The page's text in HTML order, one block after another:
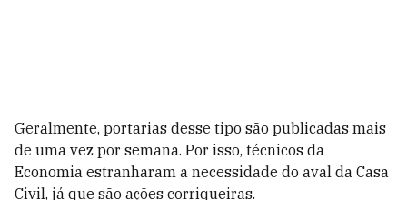
Geralmente, portarias desse tipo são publicadas mais
de uma vez por semana. Por isso, técnicos da
Economia estranharam a necessidade do aval da Casa
Civil, já que são ações corriqueiras.